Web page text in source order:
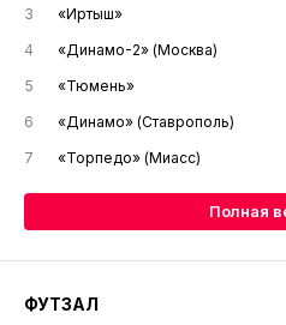
3
«Иртыш»
4
«Динамо-2» (Москва)
5
«Тюмень»
6
«Динамо» (Ставрополь)
7
«Торпедо» (Миасс)
Полная
ФУТЗАЛ